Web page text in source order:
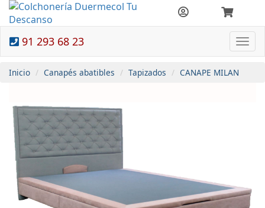
91 293 68 23
Inicio Canapés abatibles Tapizados CANAPE MILAN